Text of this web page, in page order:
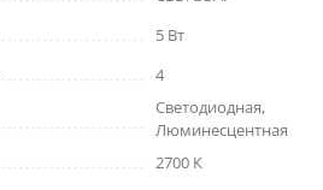
5 Вт
4
Светодиодная,
Люминесцентная
2700 К